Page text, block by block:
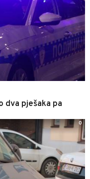
dva pješaka pa
0